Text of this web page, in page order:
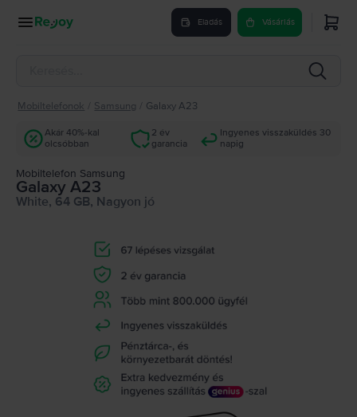
Eladás Vásárlás
Mobiltelefonok Samsung Galaxy A23
Akár 40%-kal
olcsóbban
2 év
garancia
Ingyenes visszaküldés 30
napig
Mobiltelefon Samsung
Galaxy A23
White, 64 GB, Nagyon jó